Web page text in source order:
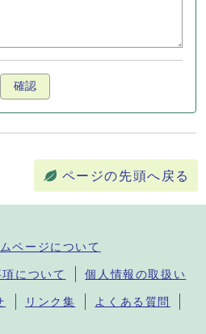
確認
ページの先頭へ戻る
ページについて
について 個人情報の取扱い
リンク集 よくある質問